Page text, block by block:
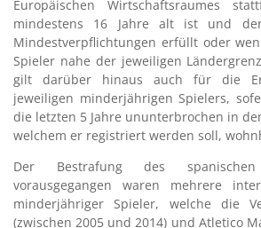
Europäischen Wirtschaftsraumes
mindestens 16 Jahre alt ist und
Mindestverpflichtungen erfüllt oder
Spieler nahe der jeweiligen
gilt darüber hinaus auch für die
jeweiligen minderjährigen Spielers,
die letzten 5 Jahre ununterbrochen in
welchem er registriert werden soll,
Der Bestrafung des spanischen
vorausgegangen waren mehrere
minderjähriger Spieler, welche die
(zwischen 2005 und 2014) und Atletico